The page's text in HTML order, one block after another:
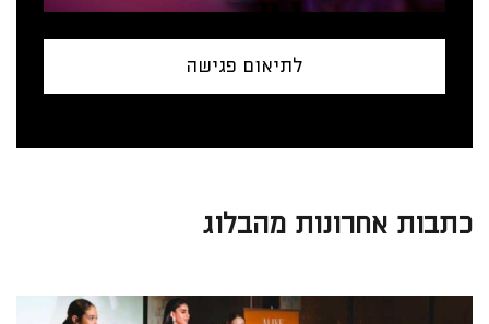
לתיאום פגישה
כתבות אחרונות מהבלוג